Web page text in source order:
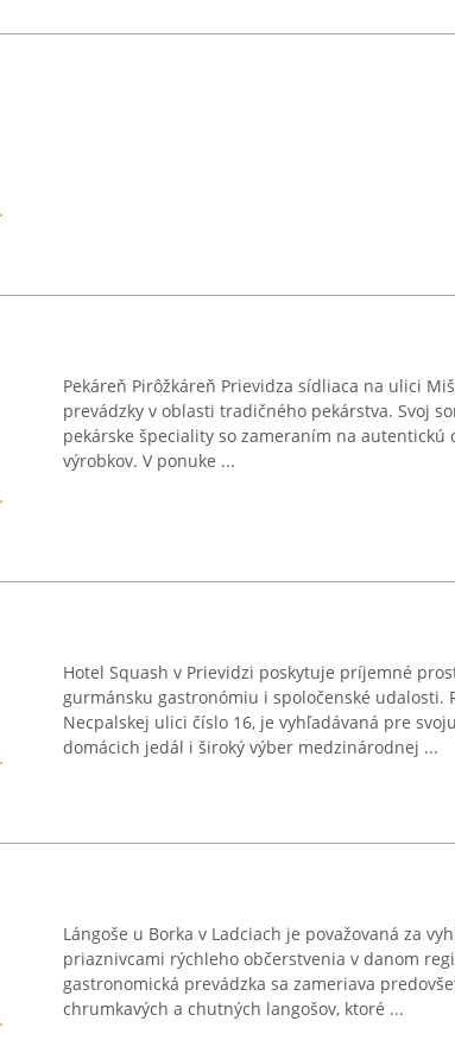
Pekáreň Pirôžkáreň Prievidza sídliaca na ulici
prevádzky v oblasti tradičného pekárstva. Svoj
pekárske špeciality so zameraním na autentickú
výrobkov. V ponuke ...
Hotel Squash v Prievidzi poskytuje príjemné
gurmánsku gastronómiu i spoločenské udalosti.
Necpalskej ulici číslo 16, je vyhľadávaná pre
domácich jedál i široký výber medzinárodnej ...
Lángoše u Borka v Ladciach je považovaná za
priaznivcami rýchleho občerstvenia v danom
gastronomická prevádzka sa zameriava
chrumkavých a chutných langošov, ktoré ...